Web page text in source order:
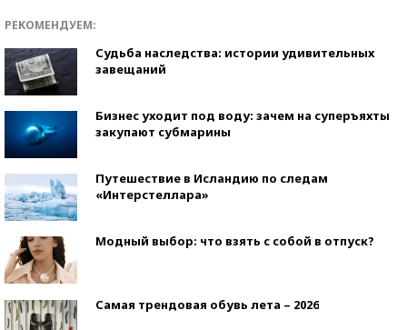
РЕКОМЕНДУЕМ:
Судьба наследства: истории удивительных
завещаний
Бизнес уходит под воду: зачем на суперъяхты
закупают субмарины
Путешествие в Исландию по следам
«Интерстеллара»
Модный выбор: что взять с собой в отпуск?
Самая трендовая обувь лета – 2026